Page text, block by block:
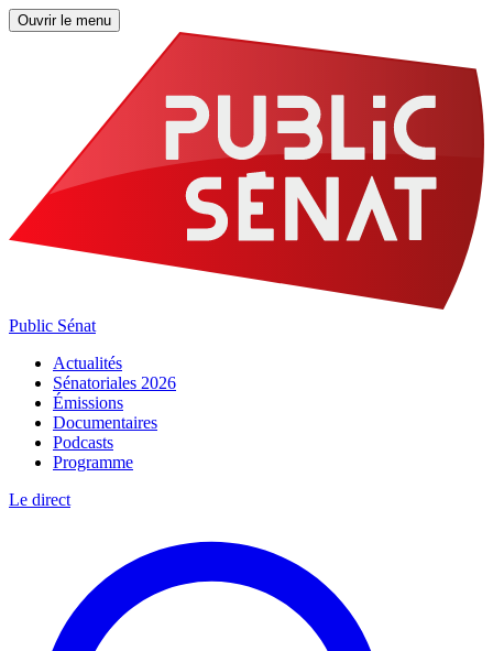
Ouvrir le menu
Public Sénat
Actualités
Sénatoriales 2026
Émissions
Documentaires
Podcasts
Programme
Le direct